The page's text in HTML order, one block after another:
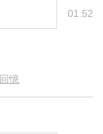
01:52
回憶